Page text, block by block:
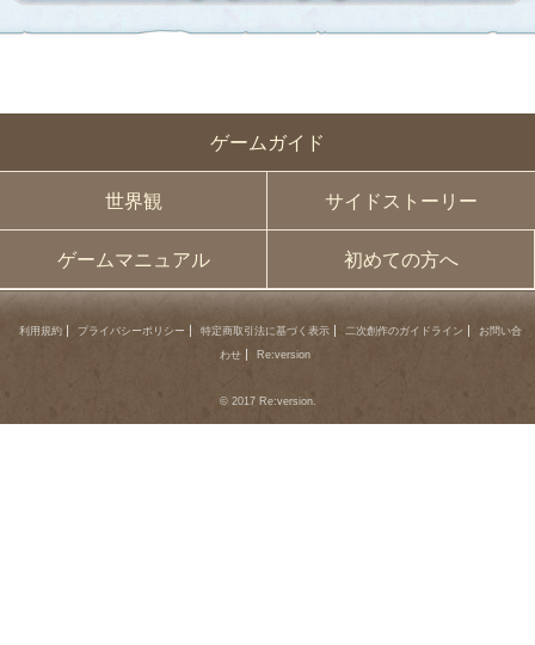
ゲームガイド
世界観 サイドストーリー
ゲームマニュアル 初めての方へ
利用規約 プライバシーポリシー 特定商取引法に基づく表示 二次創作のガイドライン
お問い合
わせ
Re:version
© 2017 Re:version.